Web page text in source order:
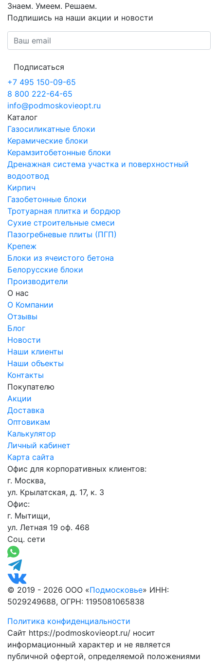
Знаем. Умеем. Решаем.
Подпишись на наши акции и новости
Подписаться
+7 495 150-09-65
8 800 222-64-65
info@podmoskovieopt.ru
Каталог
Газосиликатные блоки
Керамические блоки
Керамзитобетонные блоки
Дренажная система участка и поверхностный
водоотвод
Кирпич
Газобетонные блоки
Тротуарная плитка и бордюр
Сухие строительные смеси
Пазогребневые плиты (ПГП)
Крепеж
Блоки из ячеистого бетона
Белорусские блоки
Производители
О нас
О Компании
Отзывы
Блог
Новости
Наши клиенты
Наши объекты
Контакты
Покупателю
Акции
Доставка
Оптовикам
Калькулятор
Личный кабинет
Карта сайта
Офис для корпоративных клиентов:
г. Москва,
ул. Крылатская, д. 17, к. 3
Офис:
г. Мытищи,
ул. Летная 19 оф. 468
Соц. сети
© 2019 - 2026 ООО «Подмосковье» ИНН:
5029249688, ОГРН: 1195081065838
Политика конфиденциальности
Сайт https://podmoskovieopt.ru/ носит
информационный характер и не является
публичной офертой, определяемой положениями